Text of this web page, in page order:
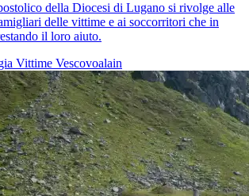
della Diocesi di Lugano si rivolge alle
delle vittime e ai soccorritori che in
il loro aiuto.
Vittime Vescovoalain